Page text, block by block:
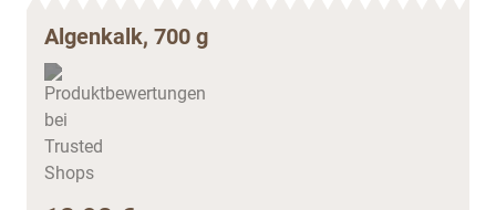
Algenkalk, 700 g